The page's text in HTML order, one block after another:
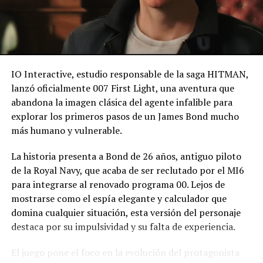
FOTO VIDEO – A una joven
se le cae juguete sexual de
baila en videojuego
8 enero, 2019
En «Internacionales»
RELATED TOPICS:
EVOLUCIÓN DE LOS MANDOS
REALIDAD VIRTUAL
UP NEXT
Xiaomi lanza sus propios chips y marca un hito en su
independencia tecnológica
DON'T MISS
Presidente Bukele se compromete a dar una
IO Interactive, estudio responsable de la saga HITMAN,
lanzó oficialmente 007 First Light, una aventura que
abandona la imagen clásica del agente infalible para
explorar los primeros pasos de un James Bond mucho
más humano y vulnerable.
La historia presenta a Bond de 26 años, antiguo piloto
de la Royal Navy, que acaba de ser reclutado por el MI6
para integrarse al renovado programa 00. Lejos de
mostrarse como el espía elegante y calculador que
domina cualquier situación, esta versión del personaje
destaca por su impulsividad y su falta de experiencia.
El juego pone el foco en la evolución del protagonista